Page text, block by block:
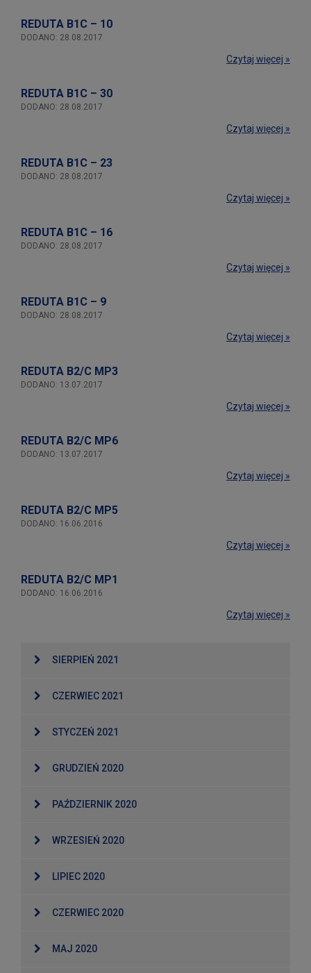
REDUTA B1C – 10
DODANO: 28.08.2017
Czytaj więcej »
REDUTA B1C – 30
DODANO: 28.08.2017
Czytaj więcej »
REDUTA B1C – 23
DODANO: 28.08.2017
Czytaj więcej »
REDUTA B1C – 16
DODANO: 28.08.2017
Czytaj więcej »
REDUTA B1C – 9
DODANO: 28.08.2017
Czytaj więcej »
REDUTA B2/C MP3
DODANO: 13.07.2017
Czytaj więcej »
REDUTA B2/C MP6
DODANO: 13.07.2017
Czytaj więcej »
REDUTA B2/C MP5
DODANO: 16.06.2016
Czytaj więcej »
REDUTA B2/C MP1
DODANO: 16.06.2016
Czytaj więcej »
SIERPIEŃ 2021
CZERWIEC 2021
STYCZEŃ 2021
GRUDZIEŃ 2020
PAŹDZIERNIK 2020
WRZESIEŃ 2020
LIPIEC 2020
CZERWIEC 2020
MAJ 2020